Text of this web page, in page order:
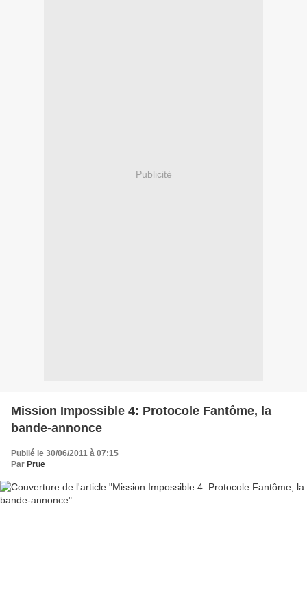
Publicité
Mission Impossible 4: Protocole Fantôme, la
bande-annonce
Publié le 30/06/2011 à 07:15
Par Prue